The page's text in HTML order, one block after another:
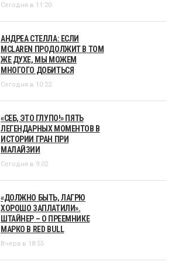
Сегодня в 11:20
АНДРЕА СТЕЛЛА: ЕСЛИ
MCLAREN ПРОДОЛЖИТ В ТОМ
ЖЕ ДУХЕ, МЫ МОЖЕМ
МНОГОГО ДОБИТЬСЯ
Сегодня в 10:22
«СЕБ, ЭТО ГЛУПО!» ПЯТЬ
ЛЕГЕНДАРНЫХ МОМЕНТОВ В
ИСТОРИИ ГРАН ПРИ
МАЛАЙЗИИ
Сегодня в 9:02
«ДОЛЖНО БЫТЬ, ЛАГРЮ
ХОРОШО ЗАПЛАТИЛИ».
ШТАЙНЕР – О ПРЕЕМНИКЕ
МАРКО В RED BULL
Вчера в 18:55